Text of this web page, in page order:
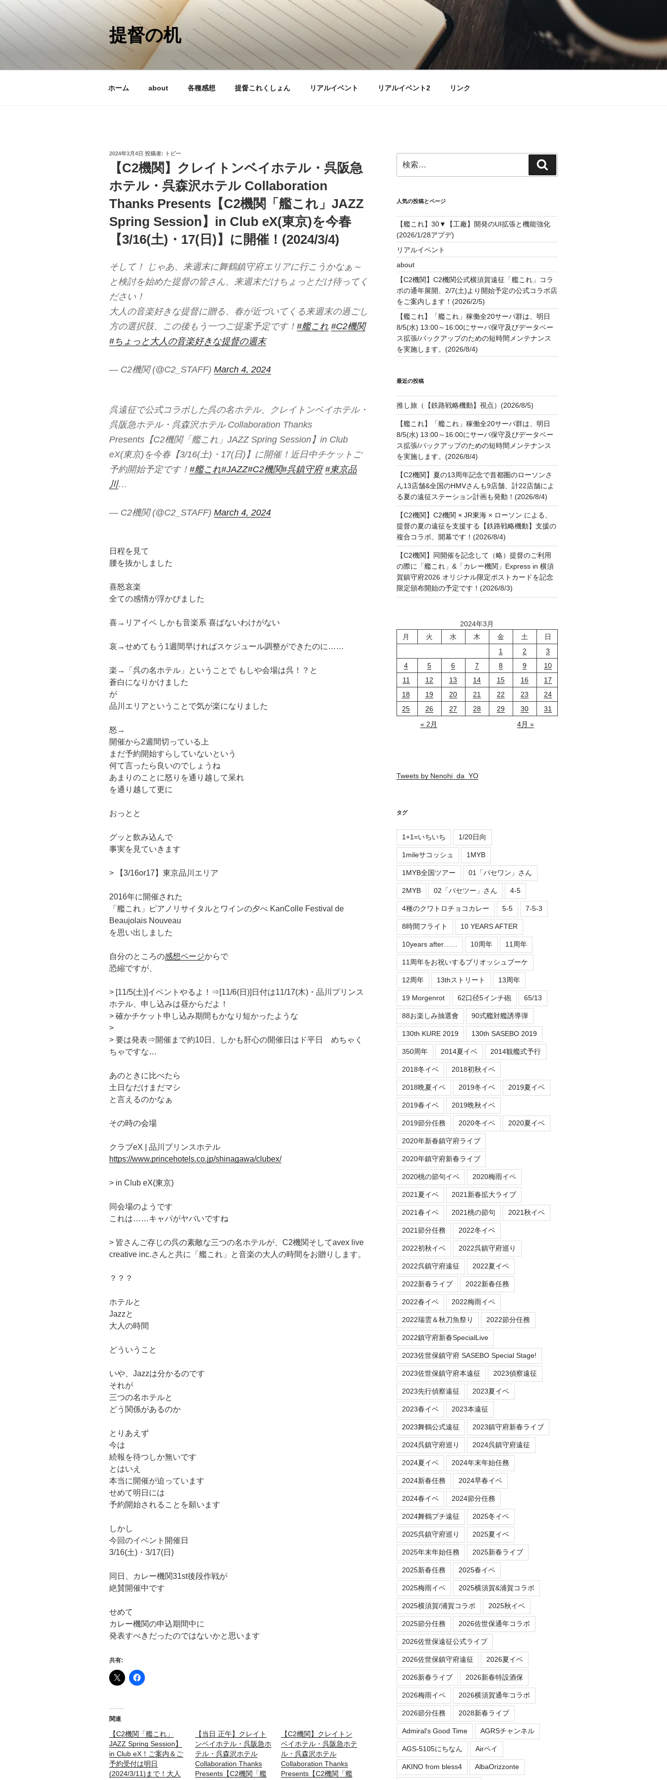
ン
提督の机
ホーム about 各種感想 提督これくしょん リアルイベント リアルイベント2 リンク
投
2024年3月4日 投稿者: トビー
【C2機関】クレイトンベイホテル・呉阪急
ホテル・呉森沢ホテル Collaboration
Thanks Presents【C2機関「艦これ」JAZZ
Spring Session】in Club eX(東京)を今春
【3/16(土)・17(日)】に開催！(2024/3/4)
そして！ じゃあ、来週末に舞鶴鎮守府エリアに行こうかなぁ～
と検討を始めた提督の皆さん、来週末だけちょっとだけ待ってく
ださい！
大人の音楽好きな提督に贈る、春が近づいてくる来週末の過ごし
方の選択肢、この後もう一つご提案予定です！ #艦これ #C2機関
#ちょっと大人の音楽好きな提督の週末
— C2機関 (@C2_STAFF) March 4, 2024
呉遠征で公式コラボした呉の名ホテル、クレイトンベイホテル・
呉阪急ホテル・呉森沢ホテル Collaboration Thanks
Presents【C2機関「艦これ」JAZZ Spring Session】in Club
eX(東京)を今春【3/16(土)・17(日)】に開催！近日中チケットご
予約開始予定です！ #艦これ#JAZZ#C2機関#呉鎮守府 #東京品
川…
— C2機関 (@C2_STAFF) March 4, 2024
日程を見て
腰を抜かしました
喜怒哀楽
全ての感情が浮かびました
喜→リアイベ しかも音楽系 喜ばないわけがない
哀→せめてもう1週間早ければスケジュール調整ができたのに……
楽→「呉の名ホテル」ということで もしや会場は呉！？と
蒼白になりかけました
が
品川エリアということで気が楽になりました
怒→
開催から2週間切っている上
まだ予約開始すらしていないという
何て言ったら良いのでしょうね
あまりのことに怒りを通り越して呆れ
を通り越して更に
おっとと
グッと飲み込んで
事実を見ていきます
> 【3/16or17】東京品川エリア
2016年に開催された
「艦これ」ピアノリサイタルとワインの夕べ KanColle Festival de
Beaujolais Nouveau
を思い出しました
自分のところの感想ページからで
恐縮ですが、
> [11/5(土)]イベントやるよ！⇒[11/6(日)]日付は11/17(木)・品川プリンス
ホテル、申し込みは昼からだよ！
> 確かチケット申し込み期間もかなり短かったような
>
> 要は発表⇒開催まで約10日、しかも肝心の開催日はド平日 めちゃく
ちゃですな…
あのときに比べたら
土日なだけまだマシ
と言えるのかなぁ
その時の会場
クラブeX | 品川プリンスホテル
https://www.princehotels.co.jp/shinagawa/clubex/
> in Club eX(東京)
同会場のようです
これは……キャパがヤバいですね
> 皆さんご存じの呉の素敵な三つの名ホテルが、C2機関そしてavex live
creative inc.さんと共に「艦これ」と音楽の大人の時間をお贈りします。
？？？
ホテルと
Jazzと
大人の時間
どういうこと
いや、Jazzは分かるのです
それが
三つの名ホテルと
どう関係があるのか
とりあえず
今は
続報を待つしか無いです
とはいえ
本当に開催が迫っています
せめて明日には
予約開始されることを願います
しかし
今回のイベント開催日
3/16(土)・3/17(日)
同日、カレー機関31st後段作戦が
絶賛開催中です
せめて
カレー機関の申込期間中に
発表すべきだったのではないかと思います
共有:
関連
【C2機関「艦これ」
JAZZ Spring Session】
in Club eX！ご案内＆ご
予約受付は明日
(2024/3/11)まで！大人
【当日 正午】クレイト
ンベイホテル・呉阪急ホ
テル・呉森沢ホテル
Collaboration Thanks
Presents【C2機関「艦
【C2機関】クレイトン
ベイホテル・呉阪急ホテ
ル・呉森沢ホテル
Collaboration Thanks
Presents【C2機関「艦
索:
索
人気の投稿とページ
【艦これ】30▼【工廠】開発のUI拡張と機能強化
(2026/1/28アプデ)
リアルイベント
about
【C2機関】C2機関公式横須賀遠征「艦これ」コラ
ボの通年展開、2/7(土)より開始予定の公式コラボ店
をご案内します！(2026/2/5)
【艦これ】「艦これ」稼働全20サーバ群は、明日
8/5(水) 13:00～16:00にサーバ保守及びデータベー
ス拡張/バックアップのための短時間メンテナンス
を実施します。(2026/8/4)
最近の投稿
推し旅（【鉄路戦略機動】視点）(2026/8/5)
【艦これ】「艦これ」稼働全20サーバ群は、明日
8/5(水) 13:00～16:00にサーバ保守及びデータベー
ス拡張/バックアップのための短時間メンテナンス
を実施します。(2026/8/4)
【C2機関】夏の13周年記念で首都圏のローソンさ
ん13店舗&全国のHMVさんも9店舗、計22店舗によ
る夏の遠征ステーション計画も発動！(2026/8/4)
【C2機関】C2機関 × JR東海 × ローソン による、
提督の夏の遠征を支援する【鉄路戦略機動】支援の
複合コラボ、開幕です！(2026/8/4)
【C2機関】同開催を記念して（略）提督のご利用
の際に「艦これ」&「カレー機関」Express in 横須
賀鎮守府2026 オリジナル限定ポストカードを記念
限定頒布開始の予定です！(2026/8/3)
2024年3月
月
火 水 木 金 土
日
1
2
3
4
5 6 7 8 9
10
11
12 13 14 15 16
17
18
19 20 21 22 23
24
25
26 27 28 29 30
31
« 2月
4月 »
Tweets by Nenohi_da_YO
タグ
1+1=いちいち 1/20日向
1mileサコッシュ 1MYB
1MYB全国ツアー 01「パセワン」さん
2MYB 02「パセツー」さん 4-5
4種のクワトロチョコカレー 5-5 7-5-3
8時間フライト 10 YEARS AFTER
10years after…… 10周年 11周年
11周年をお祝いするブリオッシュブーケ
12周年 13thストリート 13周年
19 Morgenrot 62口径5インチ砲 65/13
88お楽しみ抽選會 90式艦対艦誘導弾
130th KURE 2019 130th SASEBO 2019
350周年 2014夏イベ 2014観艦式予行
2018冬イベ 2018初秋イベ
2018晩夏イベ 2019冬イベ 2019夏イベ
2019春イベ 2019晩秋イベ
2019節分任務 2020冬イベ 2020夏イベ
2020年新春鎮守府ライブ
2020年鎮守府新春ライブ
2020桃の節句イベ 2020梅雨イベ
2021夏イベ 2021新春拡大ライブ
2021春イベ 2021桃の節句 2021秋イベ
2021節分任務 2022冬イベ
2022初秋イベ 2022呉鎮守府巡り
2022呉鎮守府遠征 2022夏イベ
2022新春ライブ 2022新春任務
2022春イベ 2022梅雨イベ
2022瑞雲＆秋刀魚祭り 2022節分任務
2022鎮守府新春SpecialLive
2023佐世保鎮守府 SASEBO Special Stage!
2023佐世保鎮守府本遠征 2023偵察遠征
2023先行偵察遠征 2023夏イベ
2023春イベ 2023本遠征
2023舞鶴公式遠征 2023鎮守府新春ライブ
2024呉鎮守府巡り 2024呉鎮守府遠征
2024夏イベ 2024年末年始任務
2024新春任務 2024早春イベ
2024春イベ 2024節分任務
2024舞鶴プチ遠征 2025冬イベ
2025呉鎮守府巡り 2025夏イベ
2025年末年始任務 2025新春ライブ
2025新春任務 2025春イベ
2025梅雨イベ 2025横須賀&浦賀コラボ
2025横須賀/浦賀コラボ 2025秋イベ
2025節分任務 2026佐世保通年コラボ
2026佐世保遠征公式ライブ
2026佐世保鎮守府遠征 2026夏イベ
2026新春ライブ 2026新春特設酒保
2026梅雨イベ 2026横須賀通年コラボ
2026節分任務 2028新春ライブ
Admiral's Good Time AGRSチャンネル
AGS-5105にちなん Airペイ
AKINO from bless4 AlbaOrizzonte